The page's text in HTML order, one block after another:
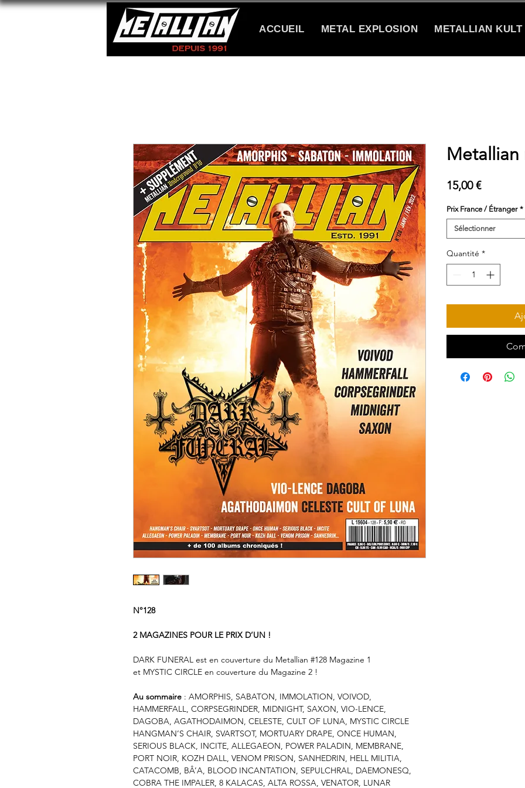
ACCUEIL METAL EXPLOSION METALLIAN KULT
N°128
2 MAGAZINES POUR LE PRIX D’UN !
DARK FUNERAL est en couverture du Metallian #128 Magazine 1
et MYSTIC CIRCLE en couverture du Magazine 2 !
Au sommaire : AMORPHIS, SABATON, IMMOLATION, VOIVOD,
HAMMERFALL, CORPSEGRINDER, MIDNIGHT, SAXON, VIO-LENCE,
DAGOBA, AGATHODAIMON, CELESTE, CULT OF LUNA, MYSTIC CIRCLE
HANGMAN’S CHAIR, SVARTSOT, MORTUARY DRAPE, ONCE HUMAN,
SERIOUS BLACK, INCITE, ALLEGAEON, POWER PALADIN, MEMBRANE,
PORT NOIR, KOZH DALL, VENOM PRISON, SANHEDRIN, HELL MILITIA,
CATACOMB, BÂ’A, BLOOD INCANTATION, SEPULCHRAL, DAEMONESQ,
COBRA THE IMPALER, 8 KALACAS, ALTA ROSSA, VENATOR, LUNAR
Metallian
15,00 €Prix
Prix France / Étranger *
Sélectionner
Quantité *